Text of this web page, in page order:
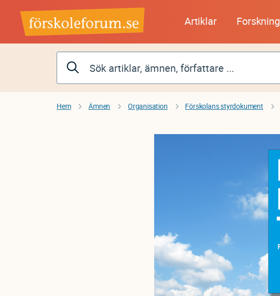
huvudinnehåll
Artiklar Forskning
Hem Ämnen Organisation Förskolans styrdokument